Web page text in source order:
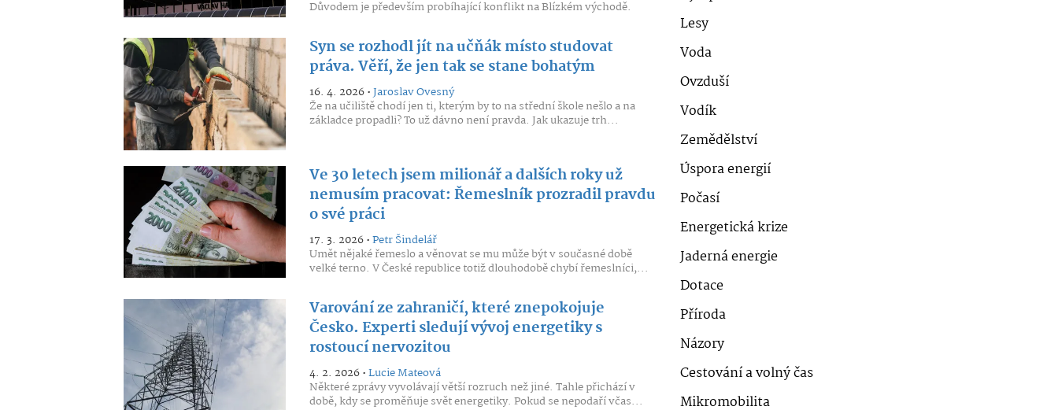
Důvodem je především probíhající konflikt na Blízkém východě.
Syn se rozhodl jít na učňák místo studovat
práva. Věří, že jen tak se stane bohatým
16. 4. 2026 •Jaroslav Ovesný
Že na učiliště chodí jen ti, kterým by to na střední škole nešlo a na
základce propadli? To už dávno není pravda. Jak ukazuje trh...
Ve 30 letech jsem milionář a dalších roky už
nemusím pracovat: Řemeslník prozradil pravdu
o své práci
17. 3. 2026 •Petr Šindelář
Umět nějaké řemeslo a věnovat se mu může být v současné době
velké terno. V České republice totiž dlouhodobě chybí řemeslníci,...
Varování ze zahraničí, které znepokojuje
Česko. Experti sledují vývoj energetiky s
rostoucí nervozitou
4. 2. 2026 •Lucie Mateová
Některé zprávy vyvolávají větší rozruch než jiné. Tahle přichází v
době, kdy se proměňuje svět energetiky. Pokud se nepodaří včas...
Lesy
Voda
Ovzduší
Vodík
Zemědělství
Úspora energií
Počasí
Energetická krize
Jaderná energie
Dotace
Příroda
Názory
Cestování a volný čas
Mikromobilita